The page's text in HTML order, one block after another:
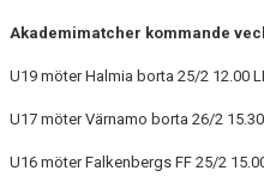
Akademimatcher kommande
U19 möter Halmia borta 25/2 12.00
U17 möter Värnamo borta 26/2 15.30
U16 möter Falkenbergs FF 25/2